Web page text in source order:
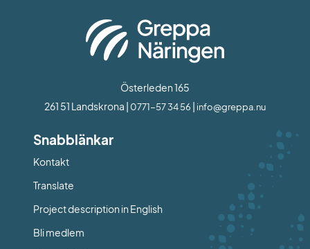
Österleden 165
261 51 Landskrona | 0771-57 34 56 | info@greppa.nu
Snabblänkar
Kontakt
Translate
Project description in English
Bli medlem